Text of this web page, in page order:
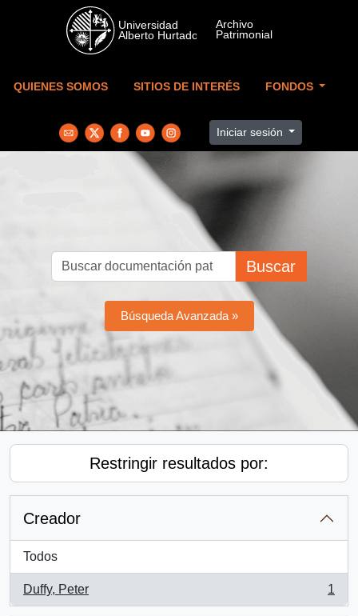
Skip to main content
QUIENES SOMOS SITIOS DE INTERÉS FONDOS
Iniciar sesión
Buscar
Búsqueda Avanzada »
Restringir resultados por:
Creador
Todos
Duffy, Peter
, 1 resultados
1